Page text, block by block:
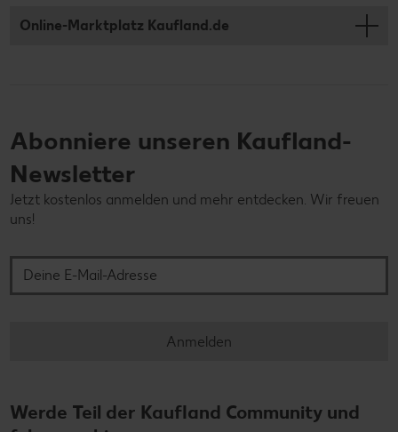
Online-Marktplatz Kaufland.de
Abonniere unseren Kaufland-
Newsletter
Jetzt kostenlos anmelden und mehr entdecken. Wir freuen
uns!
Anmelden
Werde Teil der Kaufland Community und